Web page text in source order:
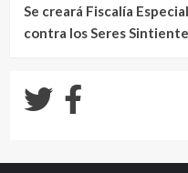
Se creará Fiscalía
contra los Seres